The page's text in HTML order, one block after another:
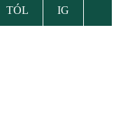
TÓL IG